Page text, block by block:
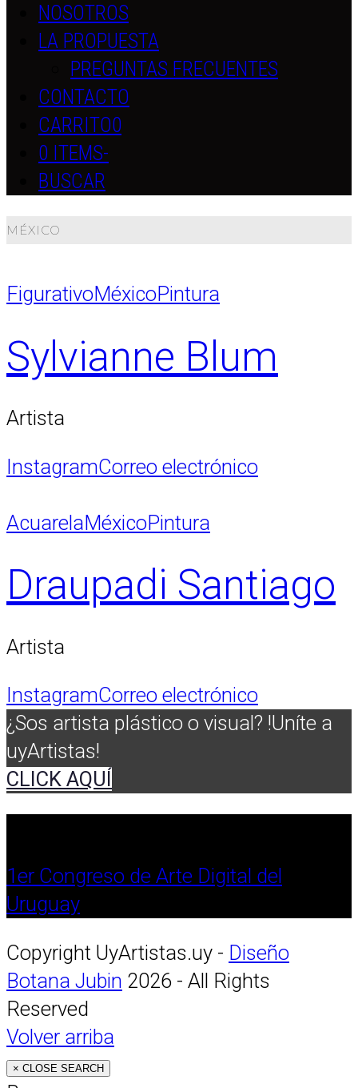
NOSOTROS
LA PROPUESTA
PREGUNTAS FRECUENTES
CONTACTO
CARRITO0
0 ITEMS-
BUSCAR
MÉXICO
FigurativoMéxicoPintura
Sylvianne Blum
Artista
InstagramCorreo electrónico
AcuarelaMéxicoPintura
Draupadi Santiago
Artista
InstagramCorreo electrónico
¿Sos artista plástico o visual? !Uníte a
uyArtistas!
CLICK AQUÍ
1er Congreso de Arte Digital del
Uruguay
Copyright UyArtistas.uy - Diseño
Botana Jubin 2026 - All Rights
Reserved
Volver arriba
× CLOSE SEARCH